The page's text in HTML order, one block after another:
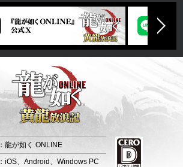
：龍が如く ONLINE
：iOS、Android、Windows PC